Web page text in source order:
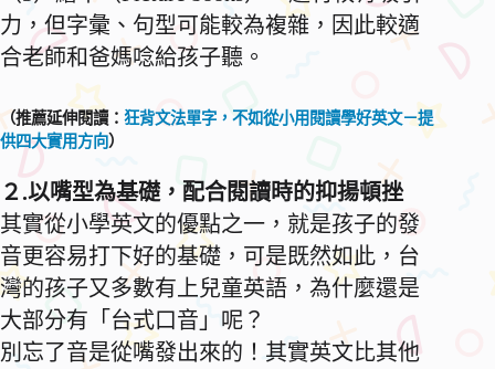
力，但字彙、句型可能較為複雜，因此較適
合老師和爸媽唸給孩子聽。
（推薦延伸閱讀： 狂背文法單字，不如從小用閱讀學好英文－提
供四大實用方向）
２.以嘴型為基礎，配合閱讀時的抑揚頓挫
其實從小學英文的優點之一，就是孩子的發
音更容易打下好的基礎，可是既然如此，台
灣的孩子又多數有上兒童英語，為什麼還是
大部分有「台式口音」呢？
別忘了音是從嘴發出來的！其實英文比其他